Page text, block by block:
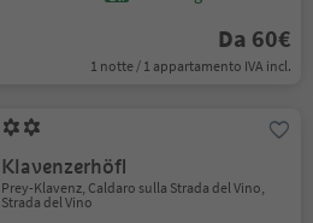
Da 60€
1 notte / 1 appartamento IVA incl.
Klavenzerhöfl
Prey-Klavenz, Caldaro sulla Strada del Vino,
Strada del Vino